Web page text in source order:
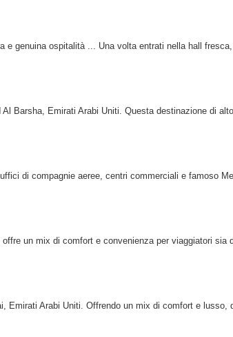
genuina ospitalità ... Una volta entrati nella hall
Barsha, Emirati Arabi Uniti. Questa destinazione di
di compagnie aeree, centri commerciali e famoso
un mix di comfort e convenienza per viaggiatori sia
Emirati Arabi Uniti. Offrendo un mix di comfort e lusso,